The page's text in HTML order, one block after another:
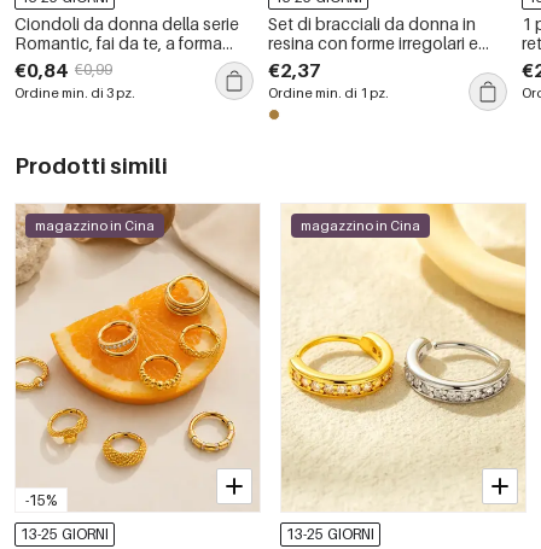
Ciondoli da donna della serie
Romantic, fai da te, a forma
irregolare, in acciaio
inossidabile, impermeabili,
color oro, con frutta.
€0,84 €0,99
Ordine min. di 3 pz.
Set di bracciali da donna in
resina con forme irregolari e
sfumature di colore.
€2,37
Ordine min. di 1 pz.
1
Prodotti simili
-15%
magazzino in Cina
13-25 GIORNI
magazzino in Cina
13-25 GIORNI